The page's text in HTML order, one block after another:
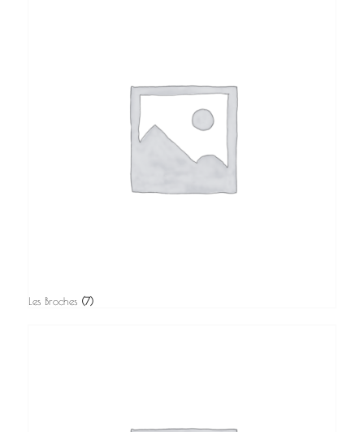
Les Broches (7)